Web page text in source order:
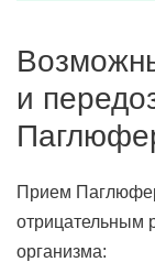
и
Прием
отрицательным
организма: